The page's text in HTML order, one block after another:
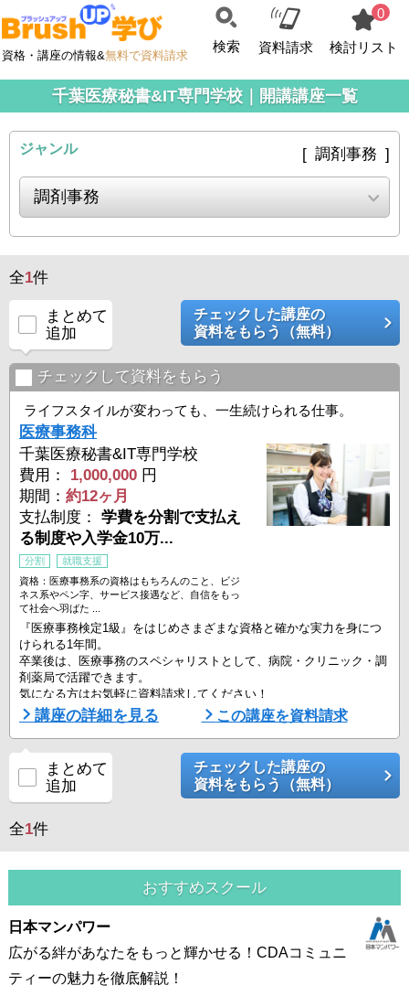
資格・講座の情報&無料で資料請求
検索 資料請求
0
検討リスト
千葉医療秘書&IT専門学校｜開講講座一覧
ジャンル [ 調剤事務 ]
全1件
まとめて
追加
チェックした講座の
資料をもらう（無料）
チェックして資料をもらう
ライフスタイルが変わっても、一生続けられる仕事。
医療事務科
千葉医療秘書&IT専門学校
費用：
1,000,000 円
期間： 約12ヶ月
支払制度： 学費を分割で支払え
る制度や入学金10万...
分割
就職支援
資格：医療事務系の資格はもちろんのこと、ビジ
ネス系やペン字、サービス接遇など、自信をもっ
て社会へ羽ばた ...
『医療事務検定1級』をはじめさまざまな資格と確かな実力を身につ
けられる1年間。
卒業後は、医療事務のスペシャリストとして、病院・クリニック・調
剤薬局で活躍できます。
気になる方はお気軽に資料請求してください！
講座の詳細を見る この講座を資料請求
まとめて
追加
チェックした講座の
資料をもらう（無料）
全1件
おすすめスクール
日本マンパワー
広がる絆があなたをもっと輝かせる！CDAコミュニ
ティーの魅力を徹底解説！